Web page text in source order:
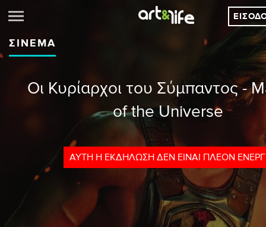
ΣΙΝΕΜΆ
Οι Κυρίαρχοι του Σύμπαντος -
of the Universe
ΑΥΤΉ Η ΕΚΔΉΛΩΣΗ ΔΕΝ ΕΊΝΑΙ ΠΛΈΟΝ